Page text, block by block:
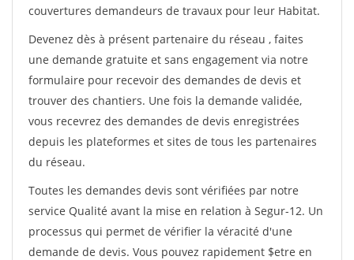
couvertures demandeurs de travaux pour leur Habitat.
Devenez dès à présent partenaire du réseau , faites
une demande gratuite et sans engagement via notre
formulaire pour recevoir des demandes de devis et
trouver des chantiers. Une fois la demande validée,
vous recevrez des demandes de devis enregistrées
depuis les plateformes et sites de tous les partenaires
du réseau.
Toutes les demandes devis sont vérifiées par notre
service Qualité avant la mise en relation à Segur-12. Un
processus qui permet de vérifier la véracité d'une
demande de devis. Vous pouvez rapidement $etre en